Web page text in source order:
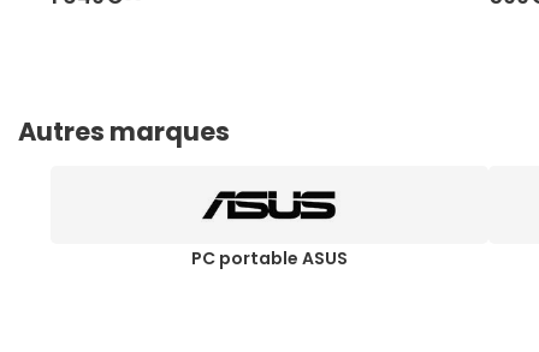
Autres marques
PC portable ASUS